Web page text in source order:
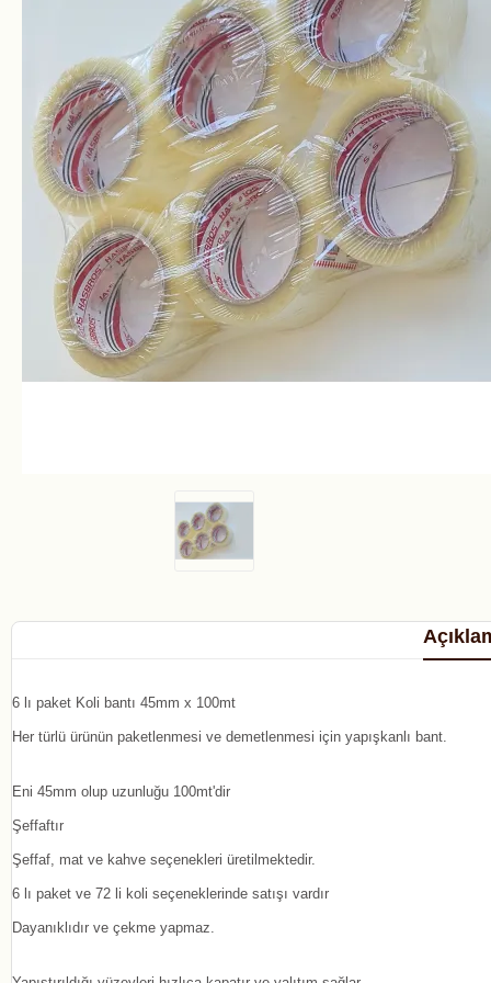
6 lı paket Koli bantı 45mm x 100mt
Her türlü ürünün paketlenmesi ve demetlenmesi için yapışkanlı bant.
Eni 45mm olup uzunluğu 100mt'dir
Şeffaftır
Şeffaf, mat ve kahve seçenekleri üretilmektedir.
6 lı paket ve 72 li koli seçeneklerinde satışı vardır
Dayanıklıdır ve çekme yapmaz.